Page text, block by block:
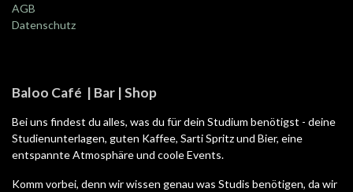
AGB
Datenschutz
Baloo Café | Bar | Shop
Bei uns findest du alles, was du für dein Studium benötigst - deine
Studienunterlagen, guten Kaffee, Sarti Spritz und Bier, eine
entspannte Atmosphäre und coole Events.
Komm vorbei, denn wir wissen genau was Studis benötigen, da wir